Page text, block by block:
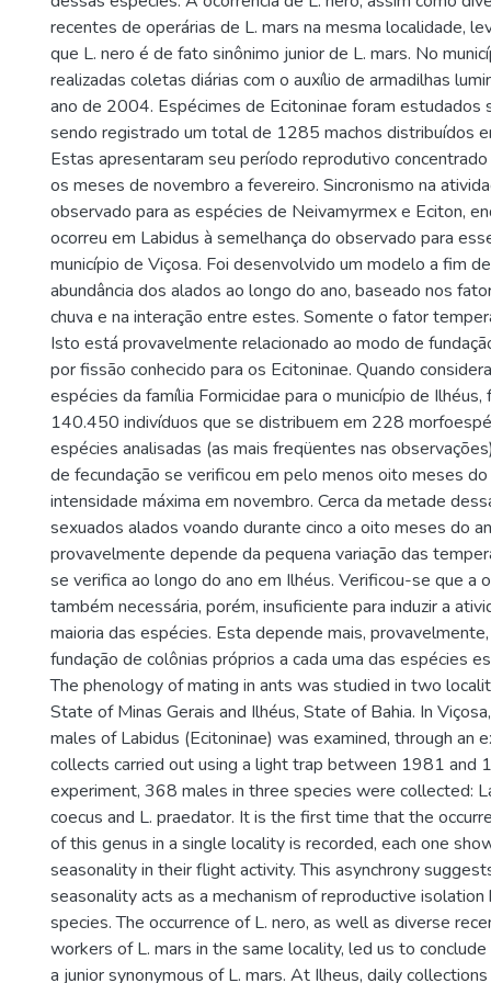
recentes de operárias de L. mars na mesma localidade,
que L. nero é de fato sinônimo junior de L. mars. No
realizadas coletas diárias com o auxílio de armadilhas
ano de 2004. Espécimes de Ecitoninae foram estudados
sendo registrado um total de 1285 machos distribuídos
Estas apresentaram seu período reprodutivo
os meses de novembro a fevereiro. Sincronismo na
observado para as espécies de Neivamyrmex e Eciton,
ocorreu em Labidus à semelhança do observado para
município de Viçosa. Foi desenvolvido um modelo a fim
abundância dos alados ao longo do ano, baseado nos
chuva e na interação entre estes. Somente o fator
Isto está provavelmente relacionado ao modo de
por fissão conhecido para os Ecitoninae. Quando
espécies da família Formicidae para o município de
140.450 indivíduos que se distribuem em 228
espécies analisadas (as mais freqüentes nas
de fecundação se verificou em pelo menos oito meses do
intensidade máxima em novembro. Cerca da metade
sexuados alados voando durante cinco a oito meses do
provavelmente depende da pequena variação das
se verifica ao longo do ano em Ilhéus. Verificou-se que a
também necessária, porém, insuficiente para induzir a
maioria das espécies. Esta depende mais,
fundação de colônias próprios a cada uma das espécies
The phenology of mating in ants was studied in two
State of Minas Gerais and Ilhéus, State of Bahia. In
males of Labidus (Ecitoninae) was examined, through an
collects carried out using a light trap between 1981 and
experiment, 368 males in three species were collected:
coecus and L. praedator. It is the first time that the
of this genus in a single locality is recorded, each one
seasonality in their flight activity. This asynchrony
seasonality acts as a mechanism of reproductive
species. The occurrence of L. nero, as well as diverse
workers of L. mars in the same locality, led us to
a junior synonymous of L. mars. At Ilheus, daily